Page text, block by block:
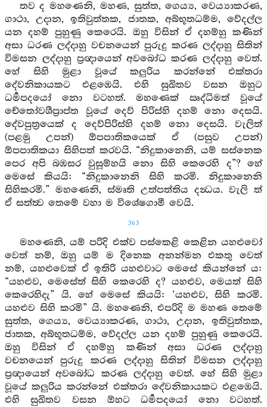
තව ද මහණෙනි, මහණ, සුත්ත, ගෙය්‍ය, වෙය්‍යාකරණ,
ගාථා, උදාන, ඉතිවුත්තක, ජාතක, අබ්භූතධම්ම, වේදල්ල
යන දහම් පුහුණු කෙරෙයි. ඔහු විසින් ඒ දහම්හු කණින්
අසා ධරණ ලද්දාහු වචනයෙන් පුරුදු කරණ ලද්දාහු සිතින්
විමසන ලද්දාහු ප්‍රඥායෙන් අවබෝධ කරණ ලද්දාහු වෙත්.
හේ සිහි මුළා වූයේ කලුරිය කරන්නේ එක්තරා
දේවනිකායකට එළඹෙයි. එහි සුඛිතව වසන ඔහුට
ධර්‍මපදයෝ නො වටහත්. මහණෙක් ඍද්ධිමත් වූයේ
චේතෝවශීප්‍රාප්ත වූයේ දෙව් පිරිස්හි දහම් නො දෙසයි.
දේවපුත්‍රයෙක් ද දෙව්පිරිස්හි දහම් නො දෙසයි. වැලිත්
(පළමු උපන්) ඕපපාතිකයෙක් ඒ (පසුව උපන්)
ඕපපාතිකයා සිහිපත් කරවයි. “නිදුකානෙනි, යම් සස්නෙක
පෙර අපි බඹසර වුසූම්හයි නො සිහි කෙරෙහි ද”? හේ
මෙසේ කියයි: “නිදුකානෙනි සිහි කරමි. නිදුකානෙනි
සිහිකරමි.” මහණෙනි, ස්මෘති උත්පත්තිය දන්‍ධය. වැලි ත්
ඒ සත්ත්‍ව තෙමේ වහා ම විශේෂගාමී වෙයි.
363
මහණෙනි, යම් පරිදි එක්ව පස්කෙළි කෙළින යහළුවෝ
වෙත් නම්, ඔහු යම් ම දිනෙක අනන්මන එකතු වෙත්
නම්, යහළුවෙක් ඒ ඉතිරි යහළුවාට මෙසේ කියන්නේ ය:
“යහළුව, මෙසේත් සිහි කෙරෙහි ද? යහළුව, මෙයත් සිහි
කෙරෙහිදැ” යි. හේ මෙසේ කියයි: ‘යහළුව, සිහි කරමි.
යහළුව සිහි කරමි” යි. මහණෙනි, එපරිදි ම මහණ තෙමේ
සුත්ත, ගෙය්‍ය, වෙය්‍යාකරණ, ගාථා, උදාන, ඉතිවුත්තක,
ජාතක, අබ්භූතධම්ම, වේදල්ල යන දහම් පුහුණු කෙරෙයි.
ඔහු විසින් ඒ දහම්හු කණින් අසා ධරණ ලද්දාහු
වචනයෙන් පුරුදු කරණ ලද්දාහු සිතින් විමසන ලද්දාහු
ප්‍රඥායෙන් අවබෝධ කරණ ලද්දාහු වෙත්. හේ සිහි මුළා
වූයේ කලුරිය කරන්නේ එක්තරා දේවනිකායකට එළඹෙයි.
එහි සුඛිතව වසන ඕහට ධර්‍මපදයෝ නො වටහත්.